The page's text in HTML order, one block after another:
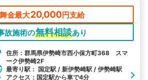
金最大20,000円支給
故施術の無料相談あり
住所：群馬県伊勢崎市西小保方町368 スマ
ーク伊勢崎2F
最寄り駅： 国定駅 / 新伊勢崎駅 / 伊勢崎駅
アクセス：国定駅から車で4分